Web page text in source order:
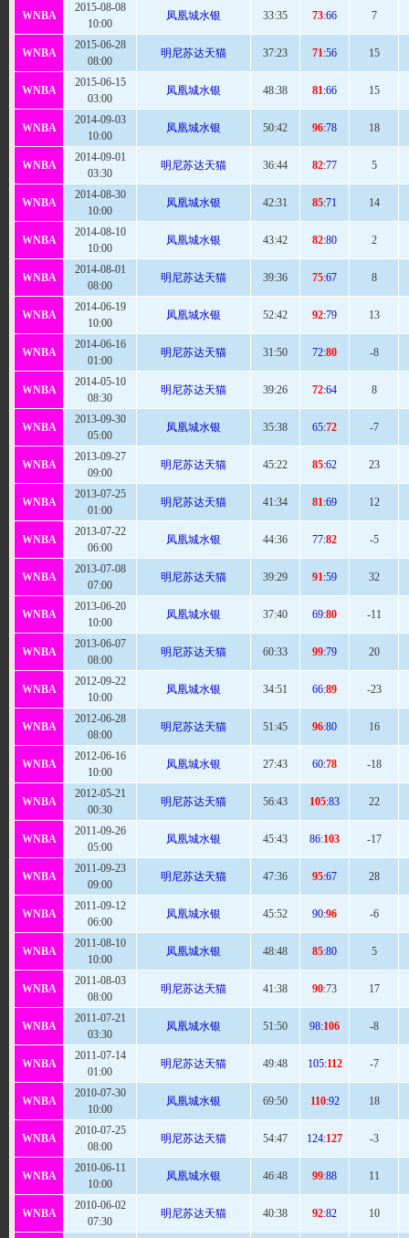
WNBA
2015-08-08
10:00
凤凰城水银 33:35 73:66 7
WNBA
2015-06-28
08:00
明尼苏达天猫 37:23 71:56 15
WNBA
2015-06-15
03:00
凤凰城水银 48:38 81:66 15
WNBA
2014-09-03
10:00
凤凰城水银 50:42 96:78 18
WNBA
2014-09-01
03:30
明尼苏达天猫 36:44 82:77 5
WNBA
2014-08-30
10:00
凤凰城水银 42:31 85:71 14
WNBA
2014-08-10
10:00
凤凰城水银 43:42 82:80 2
WNBA
2014-08-01
08:00
明尼苏达天猫 39:36 75:67 8
WNBA
2014-06-19
10:00
凤凰城水银 52:42 92:79 13
WNBA
2014-06-16
01:00
明尼苏达天猫 31:50 72:80 -8
WNBA
2014-05-10
08:30
明尼苏达天猫 39:26 72:64 8
WNBA
2013-09-30
05:00
凤凰城水银 35:38 65:72 -7
WNBA
2013-09-27
09:00
明尼苏达天猫 45:22 85:62 23
WNBA
2013-07-25
01:00
明尼苏达天猫 41:34 81:69 12
WNBA
2013-07-22
06:00
凤凰城水银 44:36 77:82 -5
WNBA
2013-07-08
07:00
明尼苏达天猫 39:29 91:59 32
WNBA
2013-06-20
10:00
凤凰城水银 37:40 69:80 -11
WNBA
2013-06-07
08:00
明尼苏达天猫 60:33 99:79 20
WNBA
2012-09-22
10:00
凤凰城水银 34:51 66:89 -23
WNBA
2012-06-28
08:00
明尼苏达天猫 51:45 96:80 16
WNBA
2012-06-16
10:00
凤凰城水银 27:43 60:78 -18
WNBA
2012-05-21
00:30
明尼苏达天猫 56:43 105:83 22
WNBA
2011-09-26
05:00
凤凰城水银 45:43 86:103 -17
WNBA
2011-09-23
09:00
明尼苏达天猫 47:36 95:67 28
WNBA
2011-09-12
06:00
凤凰城水银 45:52 90:96 -6
WNBA
2011-08-10
10:00
凤凰城水银 48:48 85:80 5
WNBA
2011-08-03
08:00
明尼苏达天猫 41:38 90:73 17
WNBA
2011-07-21
03:30
凤凰城水银 51:50 98:106 -8
WNBA
2011-07-14
01:00
明尼苏达天猫 49:48 105:112 -7
WNBA
2010-07-30
10:00
凤凰城水银 69:50 110:92 18
WNBA
2010-07-25
08:00
明尼苏达天猫 54:47 124:127 -3
WNBA
2010-06-11
10:00
凤凰城水银 46:48 99:88 11
WNBA
2010-06-02
07:30
明尼苏达天猫 40:38 92:82 10